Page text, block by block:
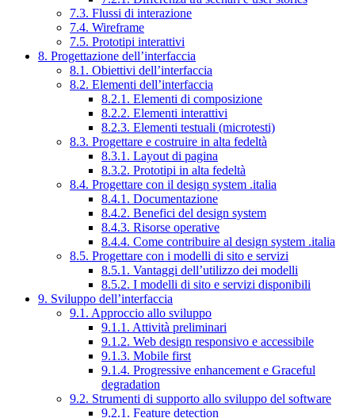
7.3. Flussi di interazione
7.4. Wireframe
7.5. Prototipi interattivi
8. Progettazione dell’interfaccia
8.1. Obiettivi dell’interfaccia
8.2. Elementi dell’interfaccia
8.2.1. Elementi di composizione
8.2.2. Elementi interattivi
8.2.3. Elementi testuali (microtesti)
8.3. Progettare e costruire in alta fedeltà
8.3.1. Layout di pagina
8.3.2. Prototipi in alta fedeltà
8.4. Progettare con il design system .italia
8.4.1. Documentazione
8.4.2. Benefici del design system
8.4.3. Risorse operative
8.4.4. Come contribuire al design system .italia
8.5. Progettare con i modelli di sito e servizi
8.5.1. Vantaggi dell’utilizzo dei modelli
8.5.2. I modelli di sito e servizi disponibili
9. Sviluppo dell’interfaccia
9.1. Approccio allo sviluppo
9.1.1. Attività preliminari
9.1.2. Web design responsivo e accessibile
9.1.3. Mobile first
9.1.4. Progressive enhancement e Graceful
degradation
9.2. Strumenti di supporto allo sviluppo del software
9.2.1. Feature detection